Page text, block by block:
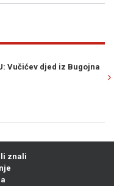
Građani u šoku nakon
znali